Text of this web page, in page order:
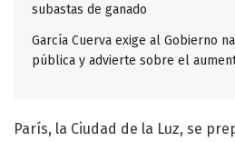
subastas de ganado
García Cuerva exige al Gobierno
pública y advierte sobre el
París, la Ciudad de la Luz, se